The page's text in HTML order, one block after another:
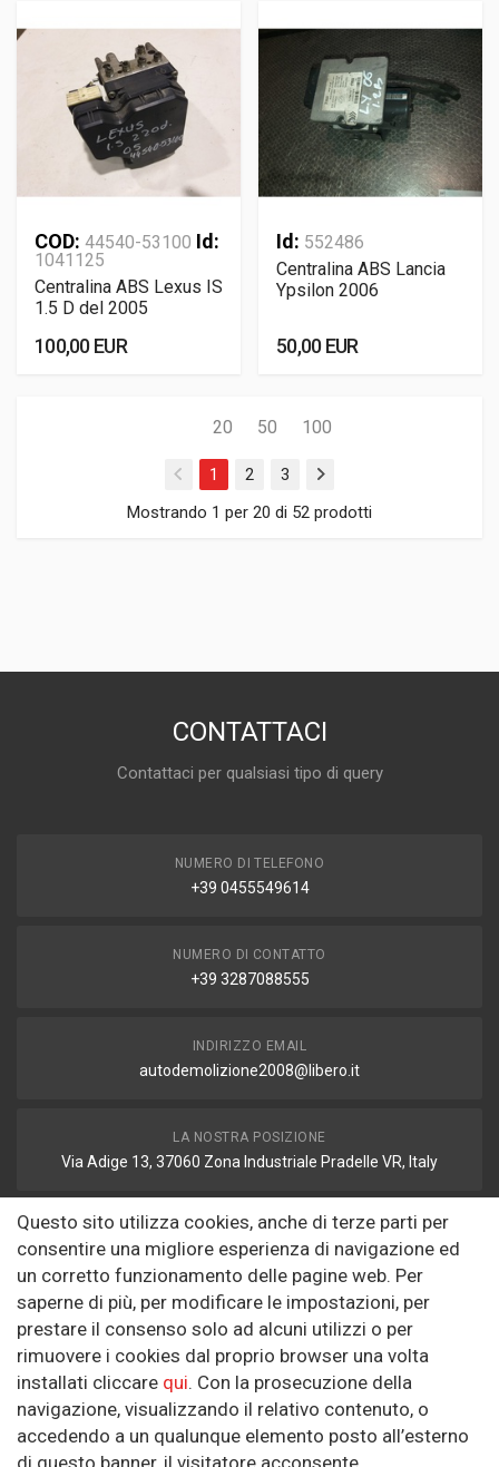
COD: 44540-53100 Id:
1041125
Centralina ABS Lexus IS
1.5 D del 2005
100,00 EUR
Id: 552486
Centralina ABS Lancia
Ypsilon 2006
50,00 EUR
20 50 100
1 2
3
Mostrando 1 per 20 di 52 prodotti
CONTATTACI
Contattaci per qualsiasi tipo di query
NUMERO DI TELEFONO
+39 0455549614
NUMERO DI CONTATTO
+39 3287088555
INDIRIZZO EMAIL
autodemolizione2008@libero.it
LA NOSTRA POSIZIONE
Via Adige 13, 37060 Zona Industriale Pradelle VR, Italy
FAX
autodemolizione2008@libero.it
Informazioni
Riguardo a noi
Politica sulla Riservatezza
Questo sito utilizza cookies, anche di terze parti per
consentire una migliore esperienza di navigazione ed
un corretto funzionamento delle pagine web. Per
saperne di più, per modificare le impostazioni, per
prestare il consenso solo ad alcuni utilizzi o per
rimuovere i cookies dal proprio browser una volta
installati cliccare qui. Con la prosecuzione della
navigazione, visualizzando il relativo contenuto, o
accedendo a un qualunque elemento posto all’esterno
di questo banner, il visitatore acconsente